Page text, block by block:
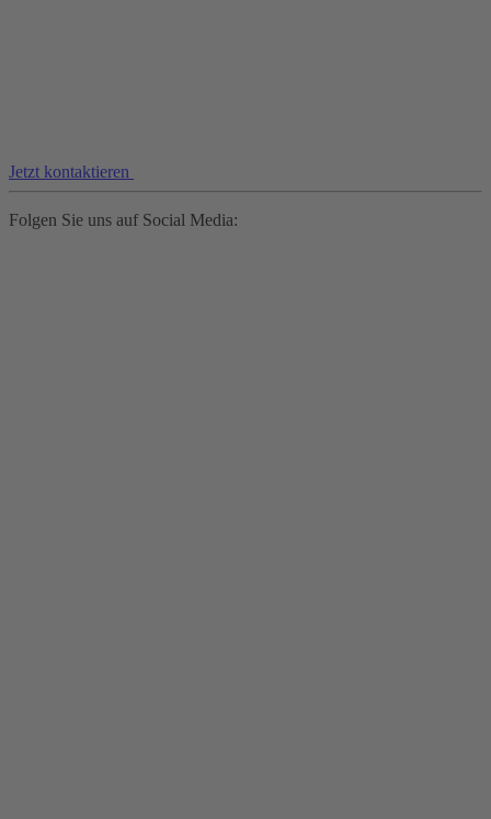
Jetzt kontaktieren
Folgen Sie uns auf Social Media: